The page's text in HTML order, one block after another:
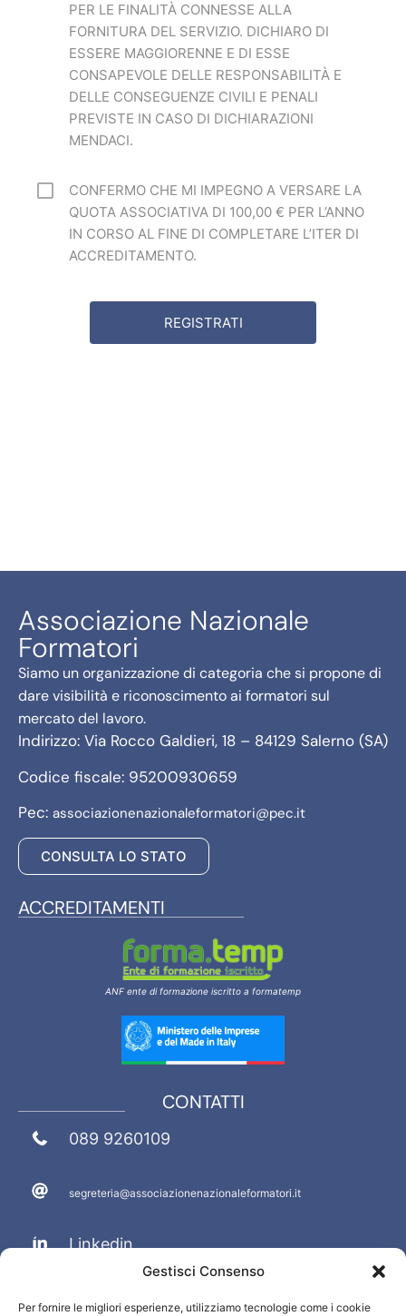
Gestisci Consenso
Per fornire le migliori esperienze, utilizziamo tecnologie come i cookie
PER LE FINALITÀ CONNESSE ALLA
FORNITURA DEL SERVIZIO. DICHIARO DI
ESSERE MAGGIORENNE E DI ESSE
CONSAPEVOLE DELLE RESPONSABILITÀ E
DELLE CONSEGUENZE CIVILI E PENALI
PREVISTE IN CASO DI DICHIARAZIONI
MENDACI.
CONFERMO CHE MI IMPEGNO A VERSARE LA
QUOTA ASSOCIATIVA DI 100,00 € PER L’ANNO
IN CORSO AL FINE DI COMPLETARE L’ITER DI
ACCREDITAMENTO.
Associazione Nazionale
Formatori
Siamo un organizzazione di categoria che si propone di
dare visibilità e riconoscimento ai formatori sul
mercato del lavoro.
Indirizzo: Via Rocco Galdieri, 18 – 84129 Salerno (SA)
Codice fiscale: 95200930659
Pec: associazionenazionaleformatori@pec.it
CONSULTA LO STATO
ACCREDITAMENTI
ANF ente di formazione iscritto a formatemp
CONTATTI
089 9260109
segreteria@associazionenazionaleformatori.it
Linkedin